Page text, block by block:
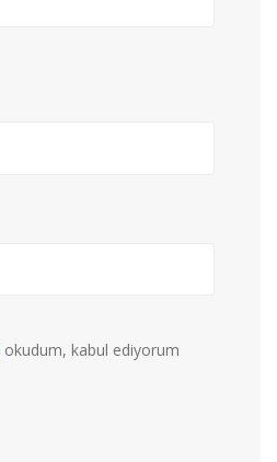
okudum, kabul ediyorum